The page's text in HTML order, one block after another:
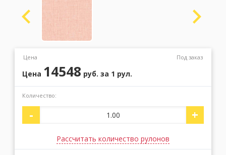
Цена Под заказ
Цена 14548 руб. за 1 рул.
Количество:
- +
Рассчитать количество рулонов